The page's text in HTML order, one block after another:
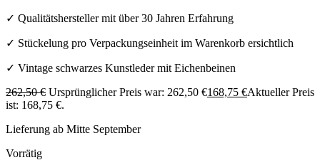
✓ Qualitätshersteller mit über 30 Jahren Erfahrung
✓ Stückelung pro Verpackungseinheit im Warenkorb ersichtlich
✓ Vintage schwarzes Kunstleder mit Eichenbeinen
262,50€ Ursprünglicher Preis war: 262,50 €168,75 €Aktueller Preis
ist: 168,75 €.
Lieferung ab Mitte September
Vorrätig